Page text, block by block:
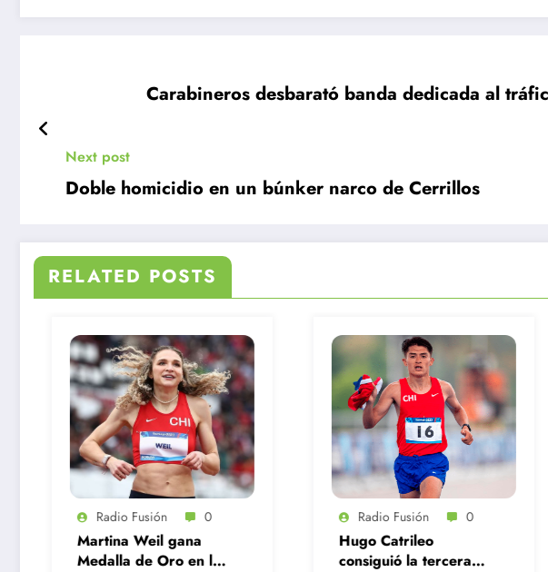
Carabineros desbarató banda dedicada al
Next post
Doble homicidio en un búnker narco de Cerrillos
RELATED POSTS
Radio Fusión
Hugo Catrileo
consiguió la tercera
Radio Fusión 0
Primera medalla de
oro para Francisca
Crovetto en el tiro
skeet de Santiago
2023
Octubre 22, 2023